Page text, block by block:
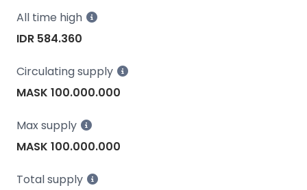
All time high
IDR 584.360
Circulating supply
MASK 100.000.000
Max supply
MASK 100.000.000
Total supply